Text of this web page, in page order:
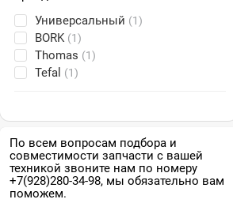
Универсальный (1)
BORK (1)
Thomas (1)
Tefal (1)
По всем вопросам подбора и
совместимости запчасти с вашей
техникой звоните нам по номеру
+7(928)280-34-98, мы обязательно вам
поможем.